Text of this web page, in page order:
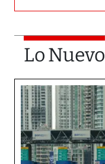
Lo Nuevo